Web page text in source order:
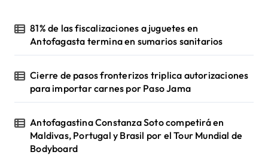
81% de las fiscalizaciones a juguetes en
Antofagasta termina en sumarios sanitarios
Cierre de pasos fronterizos triplica autorizaciones
para importar carnes por Paso Jama
Antofagastina Constanza Soto competirá en
Maldivas, Portugal y Brasil por el Tour Mundial de
Bodyboard